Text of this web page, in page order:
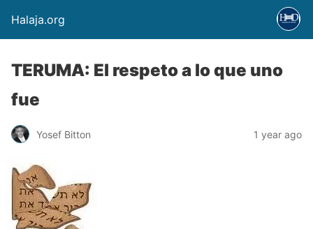
Halaja.org
TERUMA: El respeto a lo que uno
fue
Yosef Bitton 1 year ago